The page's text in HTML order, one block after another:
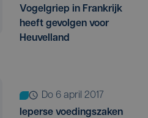
Vogelgriep in Frankrijk
heeft gevolgen voor
Heuvelland
do 6 april 2017
Ieperse voedingszaken